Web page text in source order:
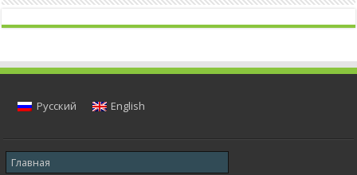
Русский English
Главная